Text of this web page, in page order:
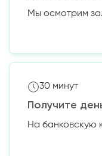
Мы осмотрим
30 минут
Получите
На банковскую